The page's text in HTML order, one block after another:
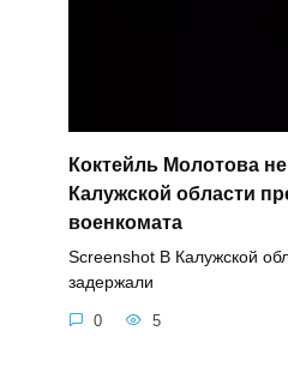
Коктейль Молотова
Калужской области
военкомата
Screenshot В Калужской
задержали
0 5